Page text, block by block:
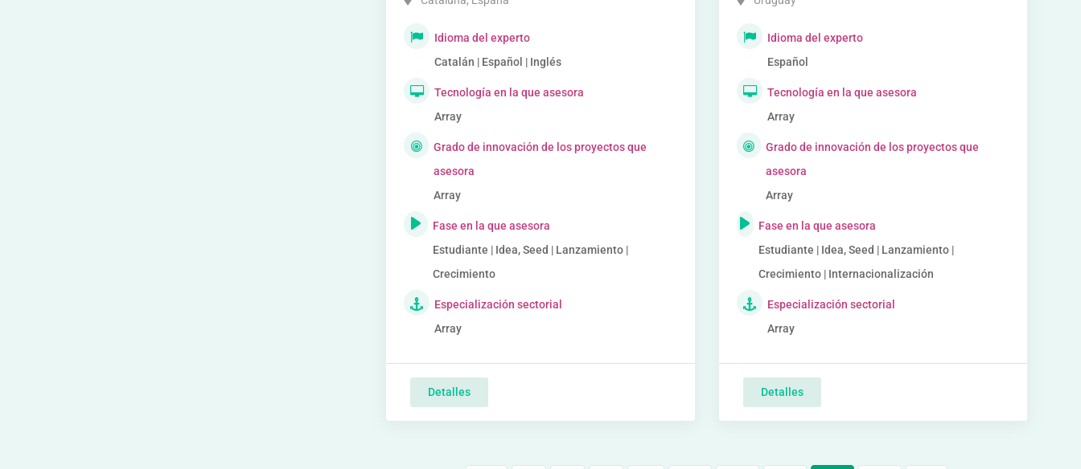
Idioma del experto
Catalán | Español | Inglés
Tecnología en la que asesora
Array
Grado de innovación de los proyectos que
asesora
Array
Fase en la que asesora
Estudiante | Idea, Seed | Lanzamiento |
Crecimiento
Especialización sectorial
Array
Detalles
Idioma del experto
Español
Tecnología en la que asesora
Array
Grado de innovación de los proyectos que
asesora
Array
Fase en la que asesora
Estudiante | Idea, Seed | Lanzamiento |
Crecimiento | Internacionalización
Especialización sectorial
Array
Detalles